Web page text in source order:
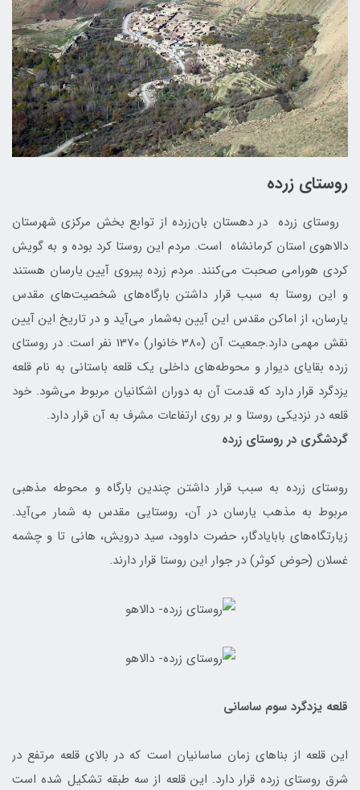
روستای زرده
روستای زرده در دهستان بان‌زرده از توابع بخش مرکزی شهرستان
دالاهوی استان کرمانشاه است. مردم این روستا کرد بوده و به گویش
کردی هورامی صحبت می‌کنند. مردم زرده پیروی آیین یارسان هستند
و این روستا به سبب قرار داشتن بارگاه‌های شخصیت‌های مقدس
یارسان، از اماکن مقدس این آیین به‌شمار می‌آید و در تاریخ این آیین
نقش مهمی دارد.جمعیت آن (380 خانوار) 1370 نفر ‌است. در روستای
زرده بقایای دیوار و محوطه‌های داخلی یک قلعه باستانی به نام قلعه
یزدگرد قرار دارد که قدمت آن به دوران اشکانیان مربوط می‌شود. خود
قلعه در نزدیکی روستا و بر روی ارتفاعات مشرف به آن قرار دارد.
گردشگری در روستای زرده
روستای زرده به سبب قرار داشتن چندین بارگاه و محوطه مذهبی
مربوط به مذهب یارسان در آن، روستایی مقدس به شمار می‌آید.
زیارتگاه‌های بابایادگار، حضرت داوود، سید درویش، هانی تا و چشمه
غسلان (حوض کوثر) در جوار این روستا قرار دارند.
قلعه یزدگرد سوم ساسانی
این قلعه از بناهای زمان ساسانیان است که در بالای قلعه مرتفع در
شرق روستای زرده قرار دارد. این قلعه از سه طبقه تشکیل شده است